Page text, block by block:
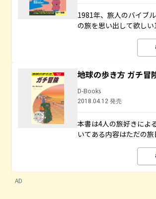
1981年、旅人のバイブ
の旅を思い出して欲しい
地球の歩き方 ガチ冒
D-Books
2018.04.12 発売
本書は4人の旅好きによ
いてある内容はただの旅
AD